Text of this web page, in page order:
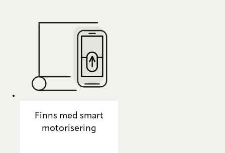
Finns med smart
motorisering